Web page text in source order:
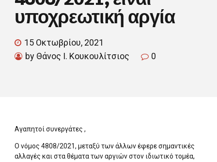
υποχρεωτική αργία
15 Οκτωβρίου, 2021
by Θάνος Ι. Κουκουλίτσιος
0
Αγαπητοί συνεργάτες ,
Ο νόμος 4808/2021, μεταξύ των άλλων έφερε σημαντικές
αλλαγές και στα θέματα των αργιών στον ιδιωτικό τομέα,